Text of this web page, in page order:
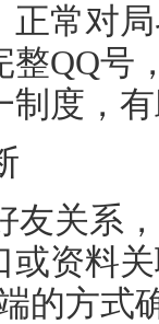
正常对
QQ号
制度，
友关系
或资料
的方式